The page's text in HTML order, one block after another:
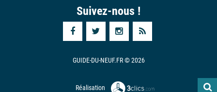
Suivez-nous !
GUIDE-DU-NEUF.FR © 2026
Réalisation